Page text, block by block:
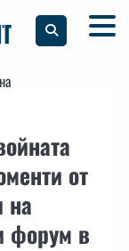
от
на
форум в